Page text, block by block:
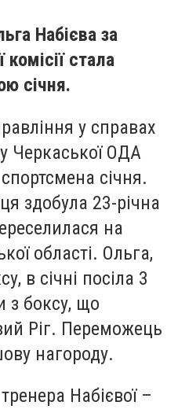
Набієва за
стала
січня.
у справах
Черкаської ОДА
січня.
здобула 23-річна
на
області. Ольга,
в січні посіла 3
з боксу, що
Ріг. Переможець
нагороду.
Набієвої –